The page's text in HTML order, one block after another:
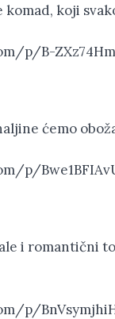
koji
p/B-
ćemo
p/
i romantični
p/